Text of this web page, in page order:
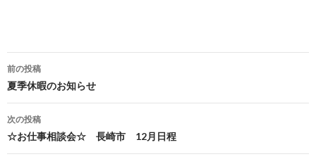
投稿ナビゲーション
前の投稿
夏季休暇のお知らせ
次の投稿
☆お仕事相談会☆ 長崎市 12月日程